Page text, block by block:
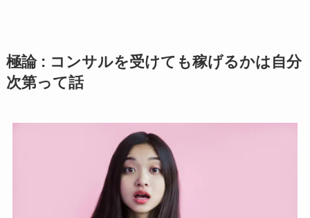
極論 : コンサルを受けても稼げるかは自分
次第って話